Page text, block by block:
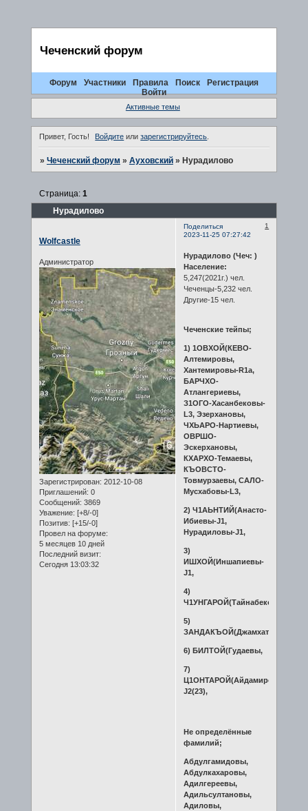
Чеченский форум
Форум Участники Правила Поиск
Регистрация
Войти
Активные темы
Привет, Гость! Войдите илизарегистрируйтесь.
» Чеченский форум » Ауховский » Нурадилово
Нурадилово
Страница: 1
Поделиться
1
2023-11-25 07:27:42
Wolfcastle
Администратор
Зарегистрирован: 2012-10-08
Приглашений: 0
Сообщений: 3869
Уважение: [+8/-0]
Позитив: [+15/-0]
Провел на форуме:
5 месяцев 10 дней
Последний визит:
Сегодня 13:03:32
Нурадилово (Чеч: )
Население:
5,247(2021г.) чел.
Чеченцы-5,232 чел.
Другие-15 чел.
Чеченские тейпы;
1) 1ОВХОЙ(КЕВО-
Алтемировы,
Хантемировы-R1a,
БАРЧХО-
Атлангериевы,
З1ОГО-Хасанбековы-
L3, Эзерхановы,
ЧХЬАРО-Нартиевы,
ОВРШО-
Эскерхановы,
КХАРХО-Темаевы,
КЪОВСТО-
Товмурзаевы, САЛО-
Мусхабовы-L3,
2) Ч1АЬНТИЙ(Анасто-
Ибиевы-J1,
Нурадиловы-J1,
3)
ИШХОЙ(Иншапиевы-
J1,
4)
Ч1УНГАРОЙ(Тайнабековы,
5)
ЗАНДАКЪОЙ(Джамхатовы,
6) БИЛТОЙ(Гудаевы,
7)
Ц1ОНТАРОЙ(Айдамировы-
J2(23),
Не определённые
фамилий;
Абдулгамидовы,
Абдулкахаровы,
Адилгереевы,
Адильсултановы,
Адиловы,